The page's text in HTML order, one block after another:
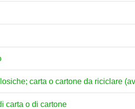
carta o cartone da riciclare
carta o di cartone